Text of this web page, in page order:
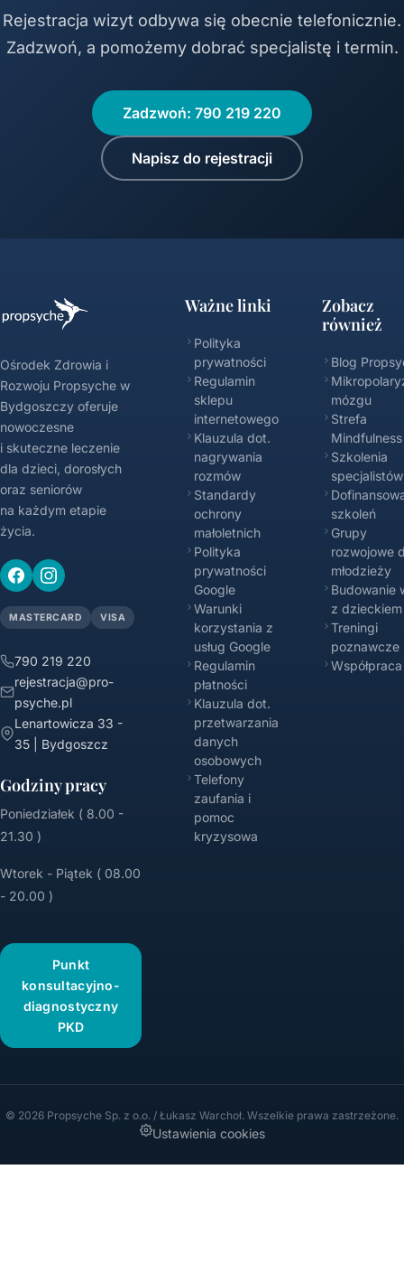
Rejestracja wizyt odbywa się obecnie telefonicznie.
Zadzwoń, a pomożemy dobrać specjalistę i termin.
Zadzwoń: 790 219 220
Napisz do rejestracji
Ośrodek Zdrowia i
Rozwoju Propsyche w
Bydgoszczy oferuje
nowoczesne
i skuteczne leczenie
dla dzieci, dorosłych
oraz seniorów
na każdym etapie
życia.
MASTERCARD VISA
790 219 220
rejestracja@pro-
psyche.pl
Lenartowicza 33 -
35 | Bydgoszcz
Godziny pracy
Poniedziałek ( 8.00 -
21.30 )
Wtorek - Piątek ( 08.00
- 20.00 )
Punkt
konsultacyjno-
diagnostyczny
PKD
Ważne linki
Polityka
prywatności
Regulamin
sklepu
internetowego
Klauzula dot.
nagrywania
rozmów
Standardy
ochrony
małoletnich
Polityka
prywatności
Google
Warunki
korzystania z
usług Google
Regulamin
płatności
Klauzula dot.
przetwarzania
danych
osobowych
Telefony
zaufania i
pomoc
kryzysowa
Zobacz
również
Blog
mózgu
Strefa
Mindfulness
Szkolenia
specjalistów
szkoleń
Grupy
rozwojowe
młodzieży
Budowanie
z dzieckiem
Treningi
poznawcze
Współpraca
© 2026 Propsyche Sp. z o.o. / Łukasz Warchoł. Wszelkie prawa zastrzeżone.
Ustawienia cookies